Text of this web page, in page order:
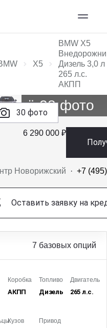
X5
BMW X5
Дизель 3,0 л
265 л.с.
АКПП
30 фото
Ещё 28 фото
6 290 000 ₽
Новорижский · +7
Оставить заявку на
7 базовых опций
Коробка
АКПП
Топливо
Дизель
Двигатель
265 л.с.
Кузов Привод